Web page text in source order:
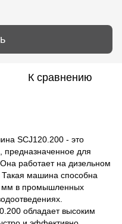
К сравнению
SCJ120.200 - это
предназначенное для
работает на дизельном
машина способна
мм в промышленных
обладает высоким